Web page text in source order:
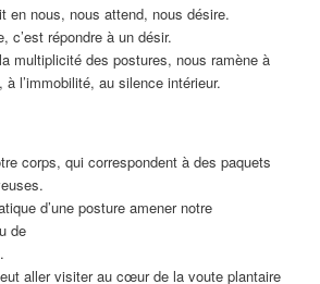
en nous, nous attend, nous désire.
c’est répondre à un désir.
multiplicité des postures, nous ramène à
l’immobilité, au silence intérieur.
corps, qui correspondent à des paquets
d’une posture amener notre
de
aller visiter au cœur de la voute plantaire